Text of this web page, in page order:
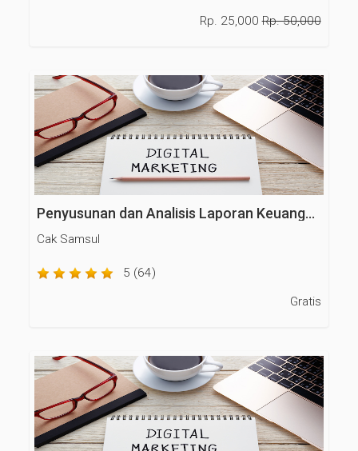
Rp. 25,000Rp. 50,000
Penyusunan dan Analisis Laporan Keuangan
Cak Samsul
5 (64)
Gratis